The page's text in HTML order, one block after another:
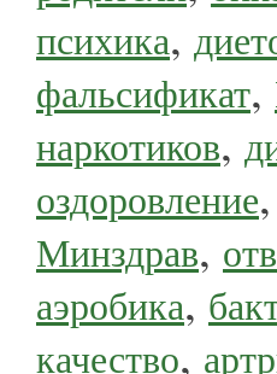
психика,
фальсификат,
наркотиков,
оздоровление,
Минздрав,
аэробика,
качество,